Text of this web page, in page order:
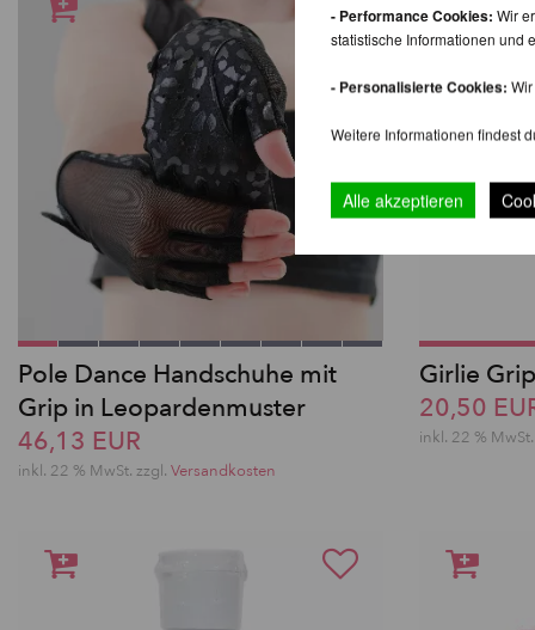
Pole Dance Handschuhe mit
Grip in Leopardenmuster
46,13 EUR
inkl. 22 % MwSt. zzgl. Versandkosten
Girlie
20,50
inkl. 22 % MwSt.
- Performance Cookies: Wir
statistische Informationen und
- Personalisierte Cookies:
Weitere Informationen findest
Alle akzeptieren